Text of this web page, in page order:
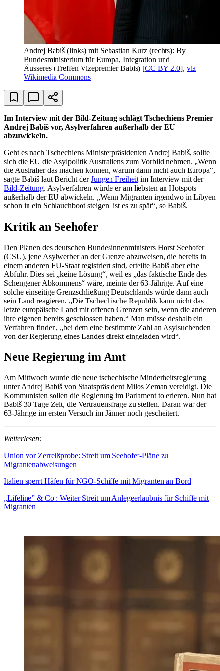
Andrej Babiš (links) mit Sebastian Kurz (rechts): By
Bundesministerium für Europa, Integration und
Äusseres (Treffen Vizepremier Babis) [CC BY 2.0], via
Wikimedia Commons
Im Interview mit der Bild-Zeitung schlägt Tschechiens Premier
Andrej Babiš vor, Asylverfahren außerhalb der EU
abzuwickeln.
Geht es nach Tschechiens Ministerpräsidenten Andrej Babiš, sollte
sich die EU die Asylpolitik Australiens zum Vorbild nehmen. „Wenn
die Australier das machen können, warum dann nicht auch Europa“,
sagte Babiš laut Bericht derJungen Freiheit im Interview mit der
Bild-Zeitung. Asylverfahren würde er am liebsten an Hotspots
außerhalb der EU abwickeln. „Wenn Migranten irgendwo in Libyen
schon in ein Schlauchboot steigen, ist es zu spät“, so Babiš.
Kritik an Seehofer
Den Plänen des deutschen Bundesinnenministers Horst Seehofer
(CSU), jene Asylwerber an der Grenze abzuweisen, die bereits in
einem anderen EU-Staat registriert sind, erteilte Babiš aber eine
Abfuhr. Dies sei „keine Lösung“, weil es „das faktische Ende des
Schengener Abkommens“ wäre, meinte der 63-Jährige. Auf eine
solche einseitige Grenzschließung Deutschlands würde dann auch
sein Land reagieren. „Die Tschechische Republik kann nicht das
letzte europäische Land mit offenen Grenzen sein, wenn die anderen
ihre eigenen bereits geschlossen haben.“ Man müsse deshalb ein
Verfahren finden, „bei dem eine bestimmte Zahl an Asylsuchenden
von der Regierung eines Landes direkt eingeladen wird“.
Neue Regierung im Amt
Am Mittwoch wurde die neue tschechische Minderheitsregierung
unter Andrej Babiš von Staatspräsident Milos Zeman vereidigt. Die
Kommunisten sollen die Regierung im Parlament tolerieren. Nun hat
Babiš 30 Tage Zeit, die Vertrauensfrage zu stellen. Daran war der
63-Jährige im ersten Versuch im Jänner noch gescheitert.
Weiterlesen:
Union vor Zerreißprobe: Streit um Seehofer-Pläne zu
Migrantenabweisungen
Italien sperrt Häfen für NGO-Schiffe mit Migranten an Bord
„Lifeline” & Co.: Weiter Streit um Anlegeerlaubnis für Schiffe mit
Migranten